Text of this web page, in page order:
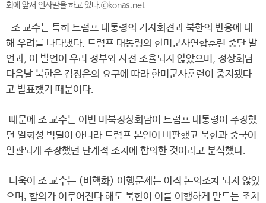
회에 앞서 인사말을 하고 있다.ⓒkonas.net
조 교수는 특히 트럼프 대통령의 기자회견과 북한의 반응에 대
해 우려를 나타냈다. 트럼프 대통령의 한미군사연합훈련 중단 발
언과, 이 발언이 우리 정부와 사전 조율되지 않았으며, 정상회담
다음날 북한은 김정은의 요구에 따라 한미군사훈련이 중지됐다
고 발표했기 때문이다.
때문에 조 교수는 이번 미북정상회담이 트럼프 대통령이 주장했
던 일회성 빅딜이 아니라 트럼프 본인이 비판했고 북한과 중국이
일관되게 주장했던 단계적 조치에 합의한 것이라고 분석했다.
더욱이 조 교수는 (비핵화) 이행문제는 아직 논의조차 되지 않았
으며, 합의가 이루어진다 해도 북한이 이를 이행하게 만드는 조치